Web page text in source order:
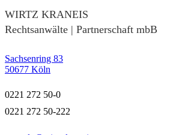
WIRTZ KRANEIS
Rechtsanwälte | Partnerschaft mbB
Sachsenring 83
50677 Köln
0221 272 50-0
0221 272 50-222